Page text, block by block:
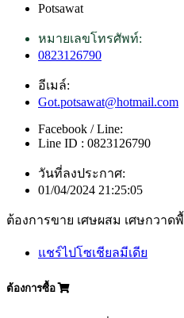
Potsawat
หมายเลขโทรศัพท์:
0823126790
อีเมล์:
Got.potsawat@hotmail.com
Facebook / Line:
Line ID : 0823126790
วันที่ลงประกาศ:
01/04/2024 21:25:05
ต้องการขาย เศษผสม เศษกวาด
แชร์ไปโซเชียลมีเดีย
ต้องการซื้อ